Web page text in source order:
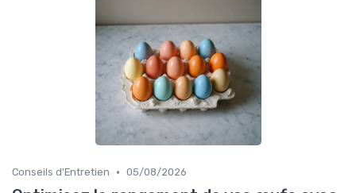
Conseils d'Entretien • 05/08/2026